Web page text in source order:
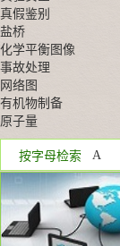
真假鉴别
盐桥
化学平衡图像
事故处理
网络图
有机物制备
原子量
按字母检索 A
Z